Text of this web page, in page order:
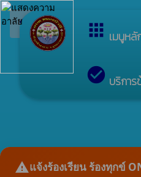
apps เมนูหลั
check_circle บริกา
arrow_back_iosกลับเมนูหลัก
report_problemแจ้งร้องเรียน ร้องทุกข์